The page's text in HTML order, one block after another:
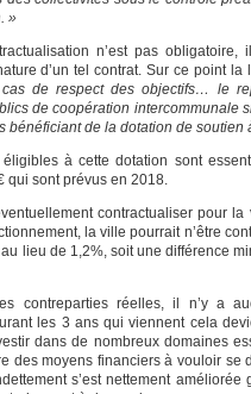
»
n’est pas
d’un tel contrat. Sur ce point
de respect des objectifs… le
de coopération intercommunale
bénéficiant de la dotation de soutien
à cette dotation sont
qui sont prévus en 2018.
contractualiser pour
la ville pourrait n’être
lieu de 1,2%, soit une différence
contreparties réelles, il n’y a
les 3 ans qui viennent cela
dans de nombreux domaines
des moyens financiers à vouloir
s’est nettement